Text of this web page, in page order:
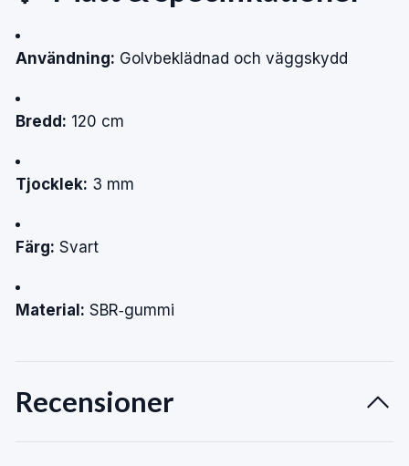
Användning: Golvbeklädnad och väggskydd
Bredd: 120 cm
Tjocklek: 3 mm
Färg: Svart
Material: SBR‑gummi
Recensioner